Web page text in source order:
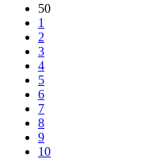
50
1
2
3
4
5
6
7
8
9
10